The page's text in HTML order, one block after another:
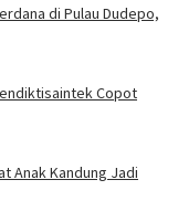
di Pulau Dudepo,
Copot
Anak Kandung Jadi